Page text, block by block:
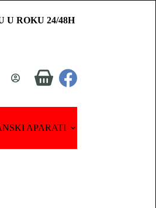
U ROKU 24/48H
Shopping
APARATI